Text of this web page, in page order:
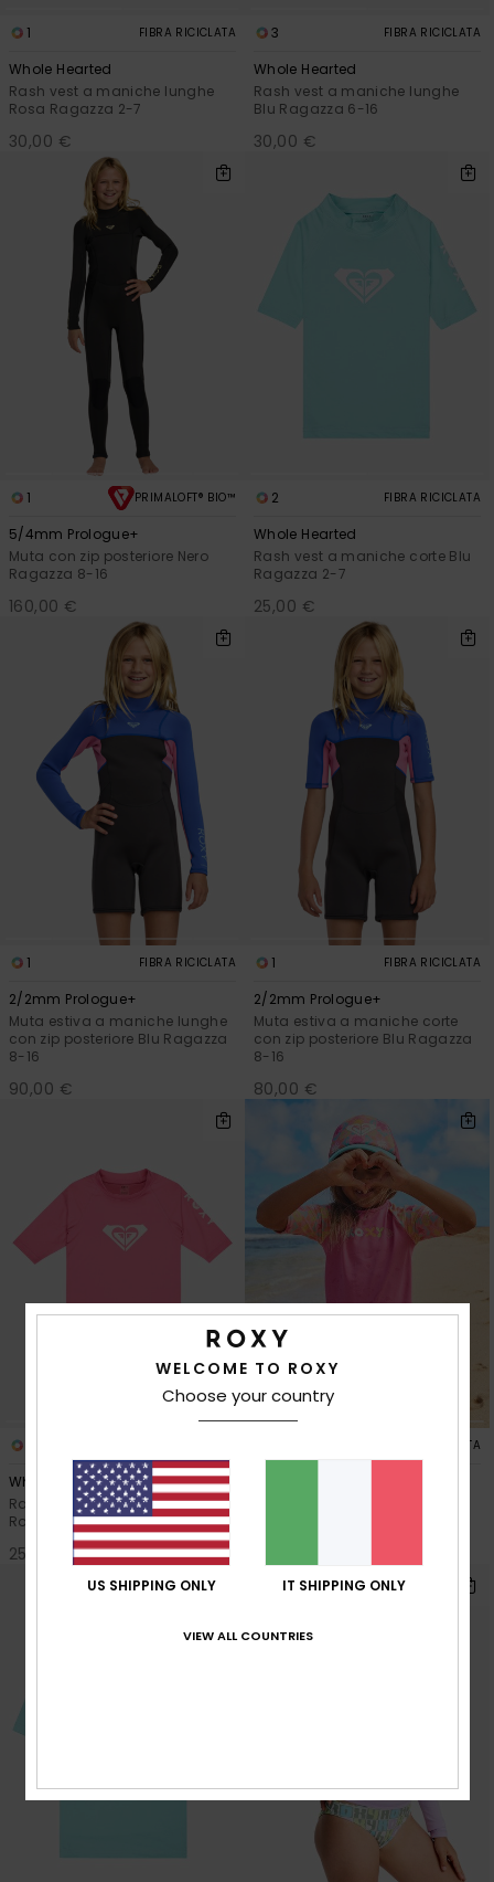
1 FIBRA RICICLATA
Whole Hearted
Rash vest a maniche lunghe
Rosa Ragazza 2-7
30,00 €
3 FIBRA RICICLATA
Whole Hearted
Rash vest a maniche lunghe
Blu Ragazza 6-16
30,00 €
1 PRIMALOFT® BIO™
5/4mm Prologue+
Muta con zip posteriore Nero
Ragazza 8-16
160,00 €
2 FIBRA RICICLATA
Whole Hearted
Rash vest a maniche corte Blu
Ragazza 2-7
25,00 €
1 FIBRA RICICLATA
2/2mm Prologue+
Muta estiva a maniche lunghe
con zip posteriore Blu Ragazza
8-16
90,00 €
1 FIBRA RICICLATA
2/2mm Prologue+
Muta estiva a maniche corte
con zip posteriore Blu Ragazza
8-16
80,00 €
Whole Hearted
Rash vest a maniche corte
Rosa Ragazza 2-7
25,00 €
FIBRA RICICLATA
WELCOME TO ROXY
Choose your country
US SHIPPING ONLY IT SHIPPING ONLY
VIEW ALL COUNTRIES